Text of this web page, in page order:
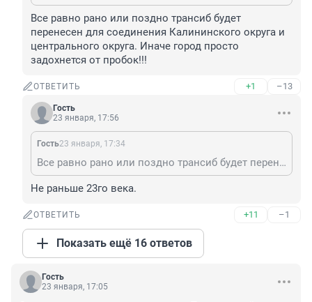
Все равно рано или поздно трансиб будет
перенесен для соединения Калининского округа и
центрального округа. Иначе город просто
задохнется от пробок!!!
ОТВЕТИТЬ +1 –13
Гость
23 января, 17:56
Гость23 января, 17:34
Все равно рано или поздно трансиб будет перенесен для соединения Калининского округа и центрального округа. Иначе город просто задохнется от пробок!!!
Не раньше 23го века.
ОТВЕТИТЬ +11 –1
Показать ещё 16 ответов
Гость
23 января, 17:05